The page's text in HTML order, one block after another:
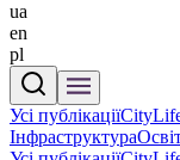
ua
en
pl
Усі публікації
Інфраструктура